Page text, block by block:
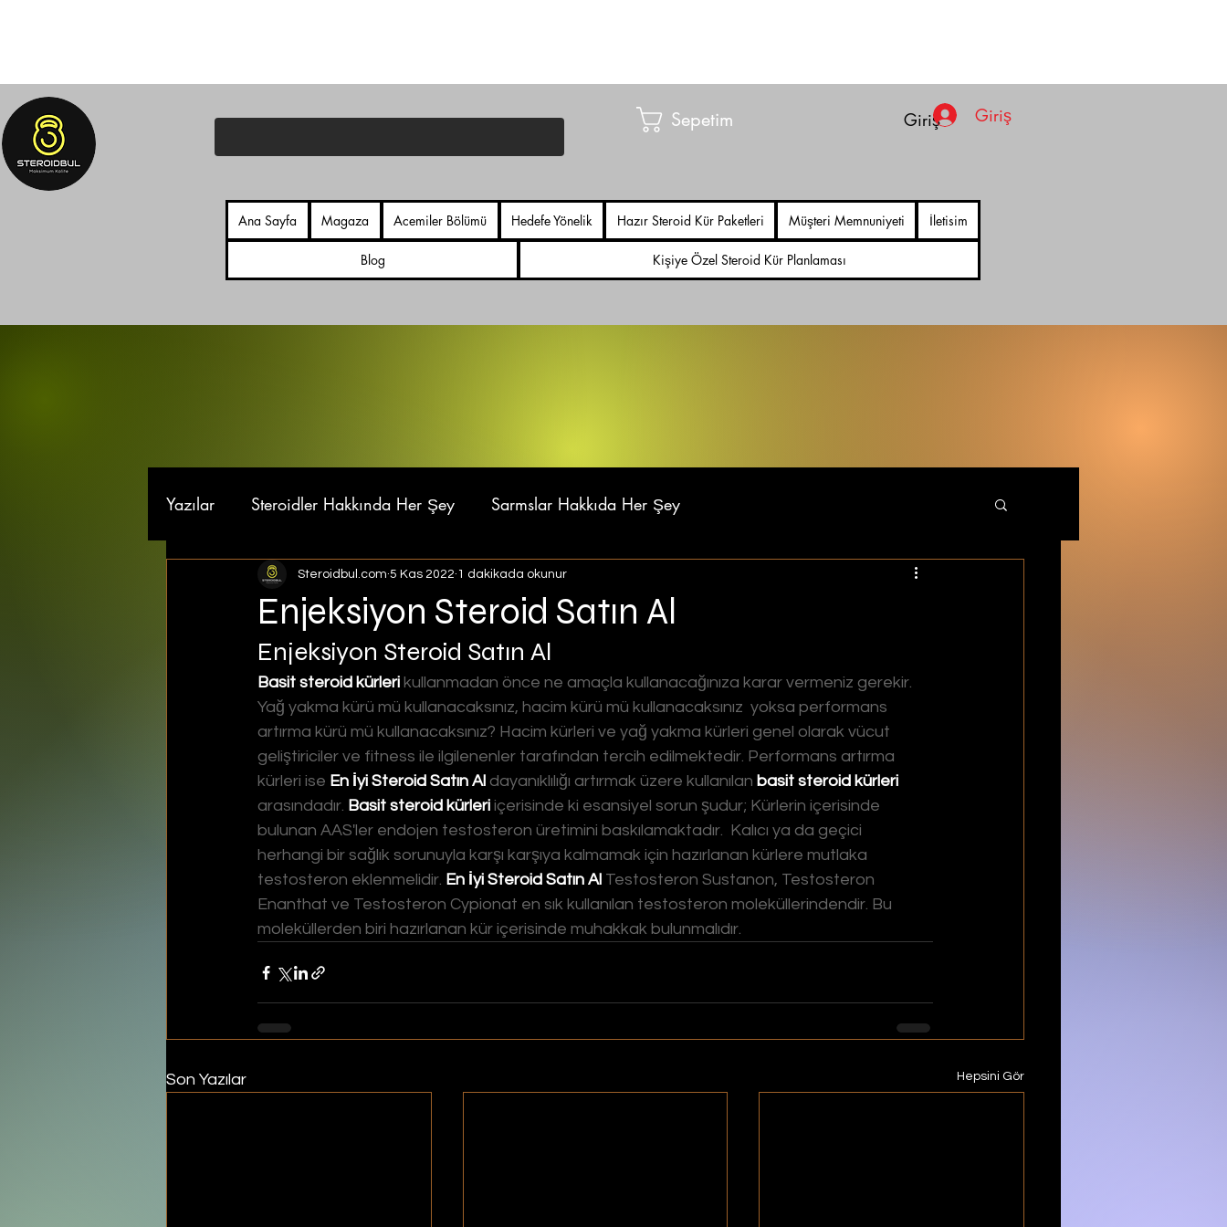
Sepetim Giriş Giriş
Ana Sayfa Magaza Acemiler Bölümü Hedefe Yönelik Hazır Steroid Kür Paketleri Müşteri Memnuniyeti İletisim
Blog Kişiye Özel Steroid Kür Planlaması
Yazılar Steroidler Hakkında Her Şey Sarmslar Hakkıda Her Şey
Enjeksiyon Steroid Satın Al
Steroidbul.com 5 Kas 2022 1 dakikada okunur
Enjeksiyon Steroid Satın Al
Basit steroid kürleri kullanmadan önce ne amaçla kullanacağınıza karar vermeniz gerekir.
Yağ yakma kürü mü kullanacaksınız, hacim kürü mü kullanacaksınız  yoksa performans
artırma kürü mü kullanacaksınız? Hacim kürleri ve yağ yakma kürleri genel olarak vücut
geliştiriciler ve fitness ile ilgilenenler tarafından tercih edilmektedir. Performans artırma
kürleri ise En İyi Steroid Satın Al dayanıklılığı artırmak üzere kullanılan basit steroid kürleri
arasındadır. Basit steroid kürleri içerisinde ki esansiyel sorun şudur; Kürlerin içerisinde
bulunan AAS'ler endojen testosteron üretimini baskılamaktadır.  Kalıcı ya da geçici
herhangi bir sağlık sorunuyla karşı karşıya kalmamak için hazırlanan kürlere mutlaka
testosteron eklenmelidir. En İyi Steroid Satın Al Testosteron Sustanon, Testosteron
Enanthat ve Testosteron Cypionat en sık kullanılan testosteron moleküllerindendir. Bu
moleküllerden biri hazırlanan kür içerisinde muhakkak bulunmalıdır.
Son Yazılar Hepsini Gör